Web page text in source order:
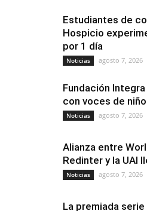
Estudiantes de
Hospicio
por 1 día
Noticias agosto 7, 2026
Fundación
con voces de
Noticias agosto 7, 2026
Alianza entre
Redinter y la UAI
Noticias agosto 7, 2026
La premiada